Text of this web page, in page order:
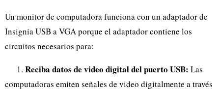
Un monitor de computadora funciona con un adaptador de
Insignia USB a VGA porque el adaptador contiene los
circuitos necesarios para:
1. Reciba datos de video digital del puerto USB: Las
computadoras emiten señales de video digitalmente a través